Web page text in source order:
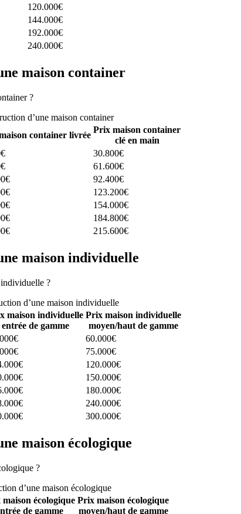
120.000€
144.000€
192.000€
240.000€
maison container
?
d’une maison container
container livrée
Prix maison container
clé en main
30.800€
61.600€
92.400€
123.200€
154.000€
184.800€
215.600€
maison individuelle
?
d’une maison individuelle
maison individuelle
entrée de gamme
Prix maison individuelle
moyen/haut de gamme
60.000€
75.000€
120.000€
150.000€
180.000€
240.000€
300.000€
maison écologique
?
d’une maison écologique
écologique
de gamme
Prix maison écologique
moyen/haut de gamme